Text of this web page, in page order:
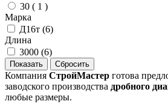
30 ( 1 )
Марка
Д16т (6)
Длина
3000 (6)
Компания СтройМастер готова
заводского производства дробного
любые размеры.